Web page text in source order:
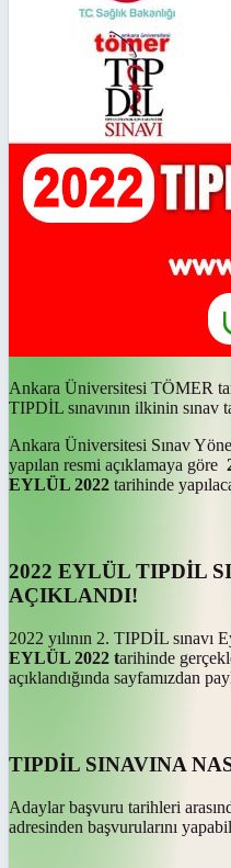
Ankara Üniversitesi TÖMER
TIPDİL sınavının ilkinin sınav
Ankara Üniversitesi Sınav
yapılan resmi açıklamaya göre
EYLÜL 2022 tarihinde
2022 EYLÜL TIPDİL
AÇIKLANDI!
2022 yılının 2. TIPDİL sınavı
EYLÜL 2022 tarihinde
açıklandığında sayfamızdan
TIPDİL SINAVINA
Adaylar başvuru tarihleri
adresinden başvurularını